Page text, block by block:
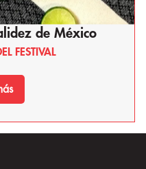
de Corea se
de México
FESTIVAL